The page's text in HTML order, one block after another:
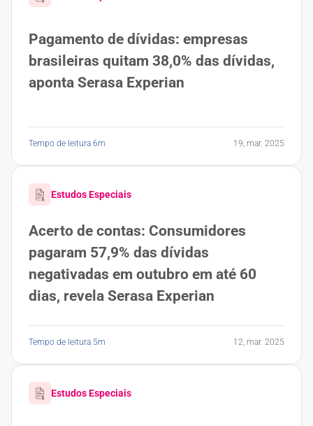
Pagamento de dívidas: empresas
brasileiras quitam 38,0% das dívidas,
aponta Serasa Experian
Tempo de leitura 6m 19, mar. 2025
Estudos Especiais
Acerto de contas: Consumidores
pagaram 57,9% das dívidas
negativadas em outubro em até 60
dias, revela Serasa Experian
Tempo de leitura 5m 12, mar. 2025
Estudos Especiais